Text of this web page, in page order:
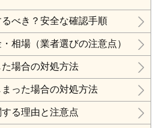
べき？安全な確認手順
相場（業者選びの注意点）
場合の対処方法
った場合の対処方法
る理由と注意点